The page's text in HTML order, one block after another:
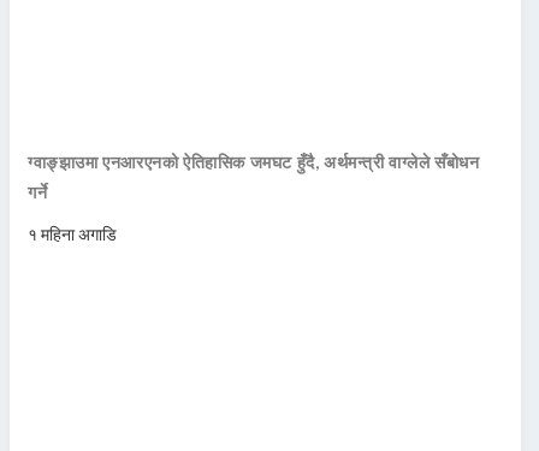
ग्वाङ्झाउमा एनआरएनको ऐतिहासिक जमघट हुँदै, अर्थमन्त्री वाग्लेले सँबोधन
गर्ने
१ महिना अगाडि